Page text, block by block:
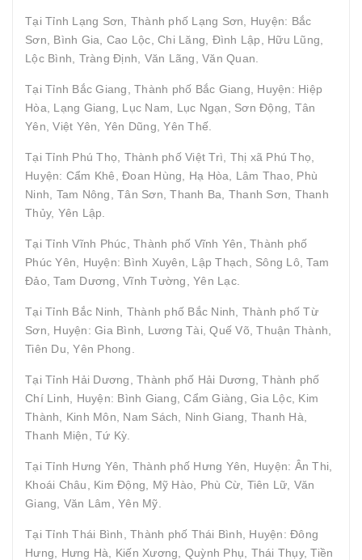
Tại Tỉnh Lạng Sơn, Thành phố Lạng Sơn, Huyện: Bắc
Sơn, Bình Gia, Cao Lộc, Chi Lăng, Đình Lập, Hữu Lũng,
Lộc Bình, Tràng Định, Văn Lãng, Văn Quan.
Tại Tỉnh Bắc Giang, Thành phố Bắc Giang, Huyện: Hiệp
Hòa, Lạng Giang, Lục Nam, Lục Ngạn, Sơn Động, Tân
Yên, Việt Yên, Yên Dũng, Yên Thế.
Tại Tỉnh Phú Thọ, Thành phố Việt Trì, Thị xã Phú Thọ,
Huyện: Cẩm Khê, Đoan Hùng, Hạ Hòa, Lâm Thao, Phù
Ninh, Tam Nông, Tân Sơn, Thanh Ba, Thanh Sơn, Thanh
Thủy, Yên Lập.
Tại Tỉnh Vĩnh Phúc, Thành phố Vĩnh Yên, Thành phố
Phúc Yên, Huyện: Bình Xuyên, Lập Thạch, Sông Lô, Tam
Đảo, Tam Dương, Vĩnh Tường, Yên Lạc.
Tại Tỉnh Bắc Ninh, Thành phố Bắc Ninh, Thành phố Từ
Sơn, Huyện: Gia Bình, Lương Tài, Quế Võ, Thuận Thành,
Tiên Du, Yên Phong.
Tại Tỉnh Hải Dương, Thành phố Hải Dương, Thành phố
Chí Linh, Huyện: Bình Giang, Cẩm Giàng, Gia Lộc, Kim
Thành, Kinh Môn, Nam Sách, Ninh Giang, Thanh Hà,
Thanh Miện, Tứ Kỳ.
Tại Tỉnh Hưng Yên, Thành phố Hưng Yên, Huyện: Ân Thi,
Khoái Châu, Kim Động, Mỹ Hào, Phù Cừ, Tiên Lữ, Văn
Giang, Văn Lâm, Yên Mỹ.
Tại Tỉnh Thái Bình, Thành phố Thái Bình, Huyện: Đông
Hưng, Hưng Hà, Kiến Xương, Quỳnh Phụ, Thái Thụy, Tiền